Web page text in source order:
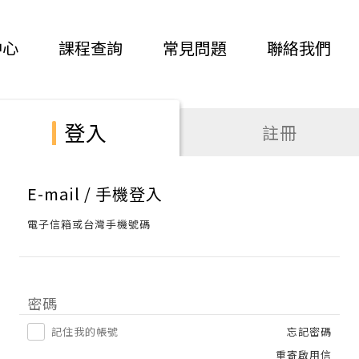
課程查詢 常見問題 聯絡我們
登入 註冊
E-mail / 手機登入
電子信箱或台灣手機號碼
密碼
記住我的帳號
忘記密碼
重寄啟用信